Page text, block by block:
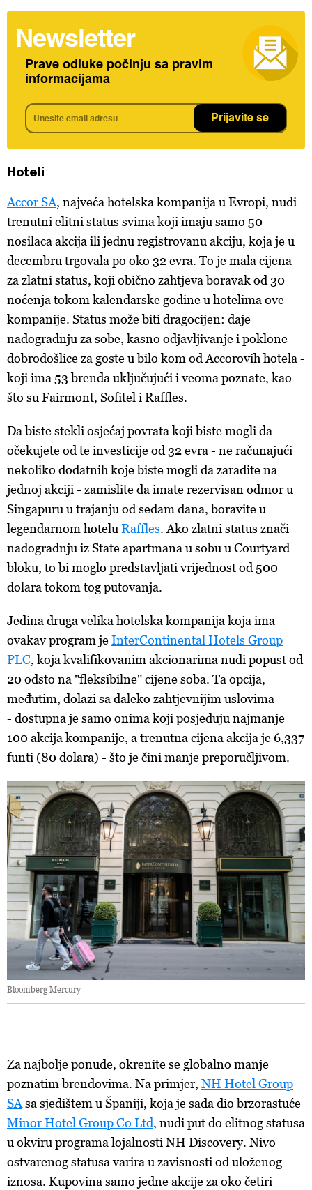
Newsletter
Prave odluke počinju sa pravim
informacijama
Prijavite se
Hoteli
Accor SA, najveća hotelska kompanija u Evropi, nudi
trenutni elitni status svima koji imaju samo 50
nosilaca akcija ili jednu registrovanu akciju, koja je u
decembru trgovala po oko 32 evra. To je mala cijena
za zlatni status, koji obično zahtjeva boravak od 30
noćenja tokom kalendarske godine u hotelima ove
kompanije. Status može biti dragocijen: daje
nadogradnju za sobe, kasno odjavljivanje i poklone
dobrodošlice za goste u bilo kom od Accorovih hotela -
koji ima 53 brenda uključujući i veoma poznate, kao
što su Fairmont, Sofitel i Raffles.
Da biste stekli osjećaj povrata koji biste mogli da
očekujete od te investicije od 32 evra - ne računajući
nekoliko dodatnih koje biste mogli da zaradite na
jednoj akciji - zamislite da imate rezervisan odmor u
Singapuru u trajanju od sedam dana, boravite u
legendarnom hotelu Raffles. Ako zlatni status znači
nadogradnju iz State apartmana u sobu u Courtyard
bloku, to bi moglo predstavljati vrijednost od 500
dolara tokom tog putovanja.
Jedina druga velika hotelska kompanija koja ima
ovakav program jeInterContinental Hotels Group
PLC, koja kvalifikovanim akcionarima nudi popust od
20 odsto na "fleksibilne" cijene soba. Ta opcija,
međutim, dolazi sa daleko zahtjevnijim uslovima
- dostupna je samo onima koji posjeduju najmanje
100 akcija kompanije, a trenutna cijena akcija je 6,337
funti (80 dolara) - što je čini manje preporučljivom.
Bloomberg Mercury
Za najbolje ponude, okrenite se globalno manje
poznatim brendovima. Na primjer, NH Hotel Group
SAsa sjedištem u Španiji, koja je sada dio brzorastuće
Minor Hotel Group Co Ltd, nudi put do elitnog statusa
u okviru programa lojalnosti NH Discovery. Nivo
ostvarenog statusa varira u zavisnosti od uloženog
iznosa. Kupovina samo jedne akcije za oko četiri